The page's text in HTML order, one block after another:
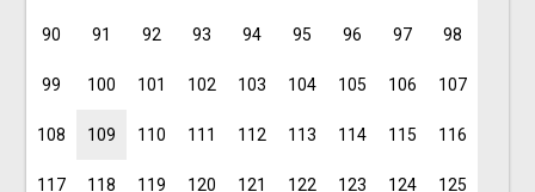
90 91 92 93 94 95 96 97 98
99 100 101 102 103 104 105 106 107
108 109 110 111 112 113 114 115 116
117 118 119 120 121 122 123 124 125